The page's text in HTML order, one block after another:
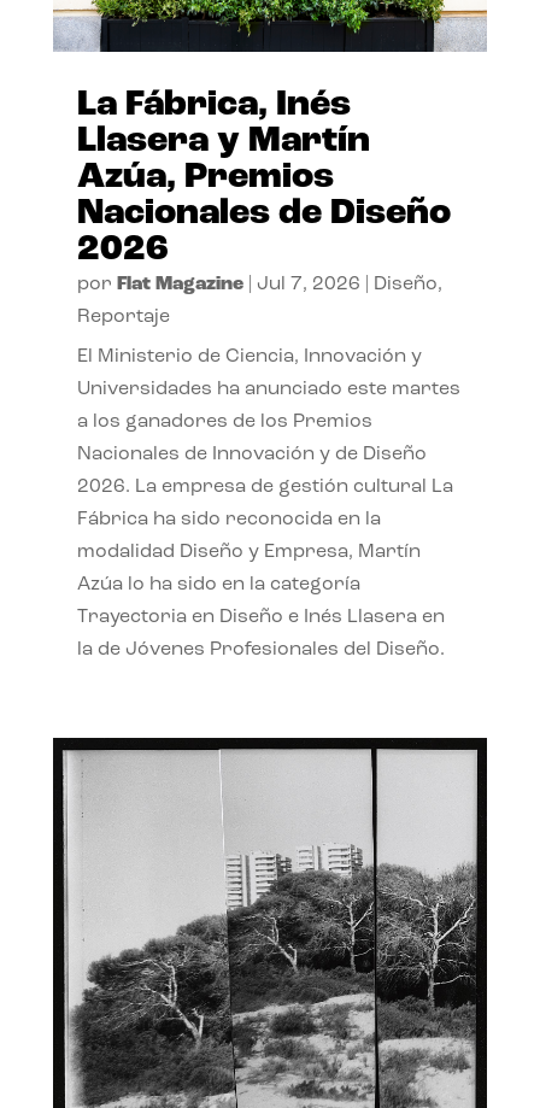
La Fábrica, Inés
Llasera y Martín
Azúa, Premios
Nacionales de Diseño
2026
por Flat Magazine| Jul 7, 2026 Diseño,
Reportaje
El Ministerio de Ciencia, Innovación y
Universidades ha anunciado este martes
a los ganadores de los Premios
Nacionales de Innovación y de Diseño
2026. La empresa de gestión cultural La
Fábrica ha sido reconocida en la
modalidad Diseño y Empresa, Martín
Azúa lo ha sido en la categoría
Trayectoria en Diseño e Inés Llasera en
la de Jóvenes Profesionales del Diseño.